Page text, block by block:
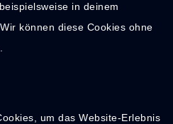
in deinem
können diese Cookies ohne
um das Website-Erlebnis